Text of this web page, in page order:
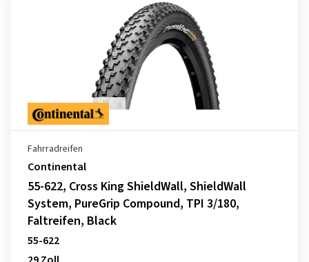
Fahrradreifen
Continental
55-622, Cross King ShieldWall, ShieldWall
System, PureGrip Compound, TPI 3/180,
Faltreifen, Black
55-622